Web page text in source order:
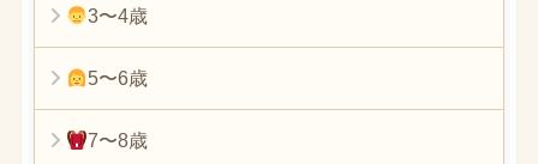
3〜4歳
5〜6歳
7〜8歳